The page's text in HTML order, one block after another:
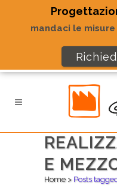
E
Home> Posts
mandaci le